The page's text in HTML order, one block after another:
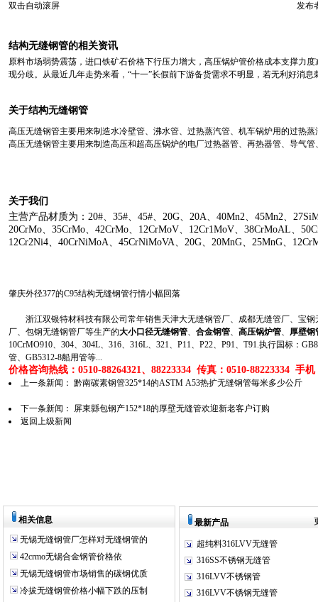
双击自动滚屏
发布
结构无缝钢管的相关资讯
原料市场弱势震荡，进口铁矿石价格下行压力增大，高压锅炉管价格成本支撑力
现分歧。从最近几年走势来看，“十一”长假前下游备货需求不明显，若无利好消
关于结构无缝钢管
高压无缝钢管主要用来制造水冷壁管、沸水管、过热蒸汽管、机车锅炉用的过热
高压无缝钢管主要用来制造高压和超高压锅炉的电厂过热器管、再热器管、导气管
关于我们
主营产品材质为： 20#、 35#、 45#、 20G、 20A、 40Mn2、 45Mn2、
20CrMo、 35CrMo、 42CrMo、 12CrMoV、 12Cr1MoV、 38CrMoAL、
12Cr2Ni4、 40CrNiMoA、 45CrNiMoVA、 20G、 20MnG、 25MnG、
肇庆外径377的C95结构无缝钢管行情小幅回落
浙江双银特材科技有限公司常年销售天津大无缝钢管厂、成都无缝管厂、宝钢
厂、包钢无缝钢管厂等生产的大小口径无缝钢管、 合金钢管、 高压锅炉管、
厚壁钢
10CrMO910、304、304L、316、316L、321、P11、P22、P91、T91.执行国标：
管、GB5312-8船用管等...
价格咨询热线：0510-88264321、88223334 传真：0510-88223334 手机
上一条新闻： 黔南碳素钢管325*14的ASTM A53热扩无缝钢管毎米多少公斤
下一条新闻：
屏東縣包钢产152*18的厚壁无缝管欢迎新老客户订购
返回上级新闻
相关信息
无锡无缝钢管厂怎样对无缝钢管的
42crmo无锡合金钢管价格依
无锡无缝钢管市场销售的碳钢优质
冷拔无缝钢管价格小幅下跌的压制
最新产品
超纯料316LVV无缝管
316SS不锈钢无缝管
316LVV不锈钢管
316LVV不锈钢无缝管